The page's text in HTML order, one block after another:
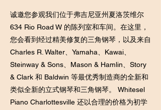
诚邀您参观我们位于弗吉尼亚州夏洛茨维尔
634 Rio Road W 的陈列室和车间。在这里，
您会看到经过精美修复的三角钢琴，以及来自
Charles R. Walter、Yamaha、Kawai、
Steinway & Sons、Mason & Hamlin、Story
& Clark 和 Baldwin 等最优秀制造商的全新和
类似全新的立式钢琴和三角钢琴。 Whitesel
Piano Charlottesville 还以合理的价格为初学